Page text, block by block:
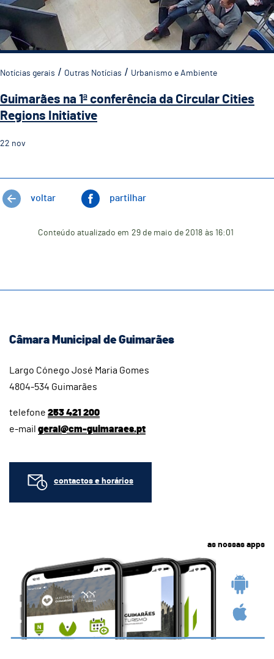
Notícias gerais Outras Notícias Urbanismo e Ambiente
Guimarães na 1ª conferência da Circular Cities
Regions Initiative
22 nov
voltar partilhar
Conteúdo atualizado em 29 de maio de 2018 às 16:01
Câmara Municipal de Guimarães
Largo Cónego José Maria Gomes
4804-534 Guimarães
telefone 253 421 200
e-mail geral@cm-guimaraes.pt
contactos e horários
as nossas apps